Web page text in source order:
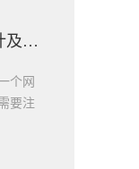
[呼和浩特网站优化] SEO项目规划设计及工作方向
个网
要注